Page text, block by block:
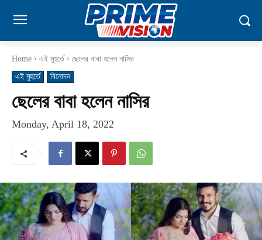
Home এই মুহুর্তে
ছেলের বাবা হলেন নাসির
এই মুহুর্তে
বিনোদন
ছেলের বাবা হলেন নাসির
Monday, April 18, 2022